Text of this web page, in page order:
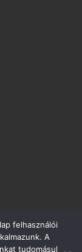
felhasználói
A
tudomásul